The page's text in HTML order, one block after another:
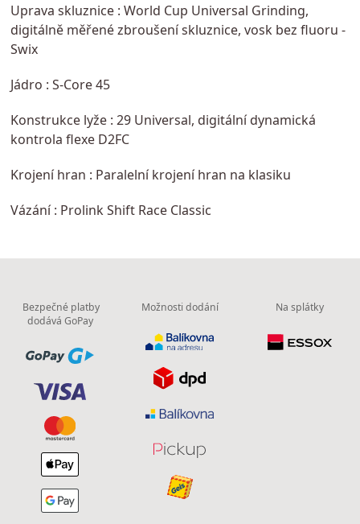
Uprava skluznice : World Cup Universal Grinding,
digitálně měřené zbroušení skluznice, vosk bez fluoru -
Swix
Jádro : S-Core 45
Konstrukce lyže : 29 Universal, digitální dynamická
kontrola flexe D2FC
Krojení hran : Paralelní krojení hran na klasiku
Vázání : Prolink Shift Race Classic
Bezpečné platby
dodává GoPay
Možnosti dodání Na splátky